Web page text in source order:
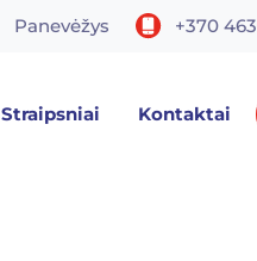
Panevėžys +370
Straipsniai Kontaktai